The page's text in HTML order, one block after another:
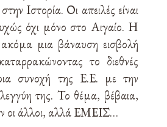
Ιστορία. Οι απειλές είναι
όχι μόνο στο Αιγαίο. Η
μια βάναυση εισβολή
το διεθνές
συνοχή της Ε.Ε. με την
της. Το θέμα, βέβαια,
οι άλλοι, αλλά ΕΜΕΙΣ…